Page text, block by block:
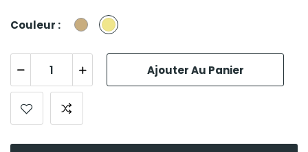
Couleur : BeigeKhaki
Ajouter Au Panier